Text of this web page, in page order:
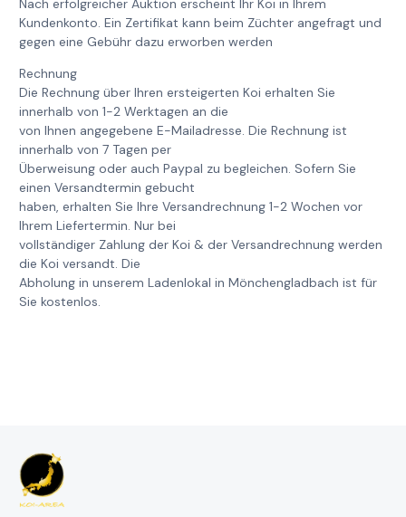
Nach erfolgreicher Auktion erscheint Ihr Koi in Ihrem
Kundenkonto. Ein Zertifikat kann beim Züchter angefragt und
gegen eine Gebühr dazu erworben werden
Rechnung
Die Rechnung über Ihren ersteigerten Koi erhalten Sie
innerhalb von 1-2 Werktagen an die
von Ihnen angegebene E-Mailadresse. Die Rechnung ist
innerhalb von 7 Tagen per
Überweisung oder auch Paypal zu begleichen. Sofern Sie
einen Versandtermin gebucht
haben, erhalten Sie Ihre Versandrechnung 1-2 Wochen vor
Ihrem Liefertermin. Nur bei
vollständiger Zahlung der Koi & der Versandrechnung werden
die Koi versandt. Die
Abholung in unserem Ladenlokal in Mönchengladbach ist für
Sie kostenlos.